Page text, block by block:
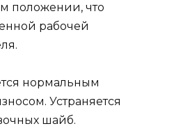
положении, что
рабочей
нормальным
Устраняется
шайб.